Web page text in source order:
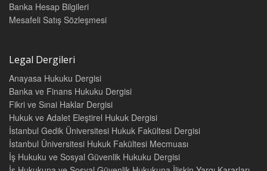
Banka Hesap Bilgileri
Mesafeli Satış Sözleşmesi
Legal Dergileri
Anayasa Hukuku Dergisi
Banka ve Finans Hukuku Dergisi
Fikri ve Sınai Haklar Dergisi
Hukuk ve Adalet Eleştirel Hukuk Dergisi
İstanbul Gedik Üniversitesi Hukuk Fakültesi Dergisi
İstanbul Üniversitesi Hukuk Fakültesi Mecmuası
İş Hukuku ve Sosyal Güvenlik Hukuku Dergisi